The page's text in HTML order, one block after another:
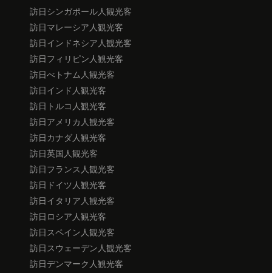
訪日シンガポール人観光客
訪日マレーシア人観光客
訪日インドネシア人観光客
訪日フィリピン人観光客
訪日べトナム人観光客
訪日インド人観光客
訪日トルコ人観光客
訪日アメリカ人観光客
訪日カナダ人観光客
訪日英国人観光客
訪日フランス人観光客
訪日ドイツ人観光客
訪日イタリア人観光客
訪日ロシア人観光客
訪日スペイン人観光客
訪日スウェーデン人観光客
訪日デンマーク人観光客